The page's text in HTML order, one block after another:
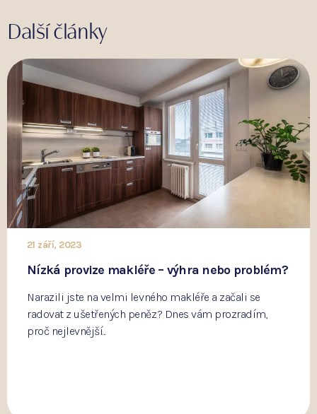
Další články
21 září, 2023
Nízká provize makléře – výhra nebo problém?
Narazili jste na velmi levného makléře a začali se
radovat z ušetřených peněz? Dnes vám prozradím,
proč nejlevnější...